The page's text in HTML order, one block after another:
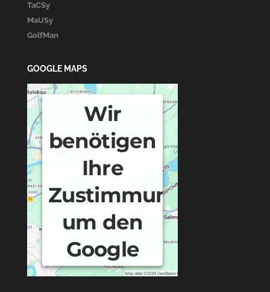
TaCSy
MaUSy
GolfMan
GOOGLE MAPS
Wir
benötigen
Ihre
Zustimmung,
um den
Google
Maps-